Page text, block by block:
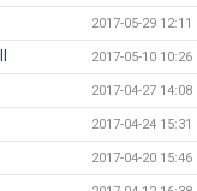
2017-05-29 12:11
2017-05-10 10:26
2017-04-27 14:08
2017-04-24 15:31
2017-04-20 15:46